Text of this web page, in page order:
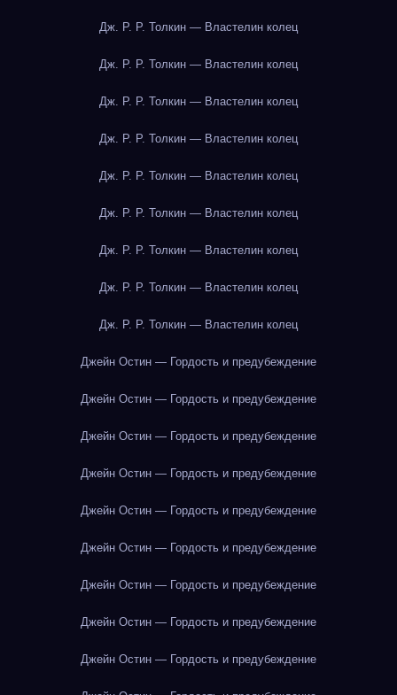
Дж. Р. Р. Толкин — Властелин колец
Дж. Р. Р. Толкин — Властелин колец
Дж. Р. Р. Толкин — Властелин колец
Дж. Р. Р. Толкин — Властелин колец
Дж. Р. Р. Толкин — Властелин колец
Дж. Р. Р. Толкин — Властелин колец
Дж. Р. Р. Толкин — Властелин колец
Дж. Р. Р. Толкин — Властелин колец
Дж. Р. Р. Толкин — Властелин колец
Джейн Остин — Гордость и предубеждение
Джейн Остин — Гордость и предубеждение
Джейн Остин — Гордость и предубеждение
Джейн Остин — Гордость и предубеждение
Джейн Остин — Гордость и предубеждение
Джейн Остин — Гордость и предубеждение
Джейн Остин — Гордость и предубеждение
Джейн Остин — Гордость и предубеждение
Джейн Остин — Гордость и предубеждение